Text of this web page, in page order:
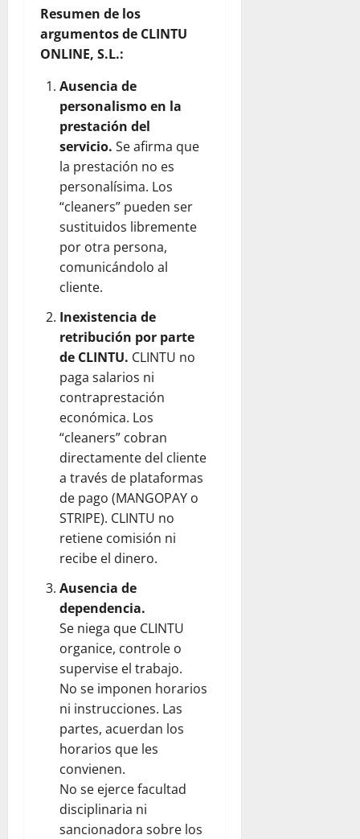
Resumen de los
argumentos de CLINTU
ONLINE, S.L.:
Ausencia de
personalismo en la
prestación del
servicio. Se afirma que
la prestación no es
personalísima. Los
“cleaners” pueden ser
sustituidos libremente
por otra persona,
comunicándolo al
cliente.
Inexistencia de
retribución por parte
de CLINTU. CLINTU no
paga salarios ni
contraprestación
económica. Los
“cleaners” cobran
directamente del cliente
a través de plataformas
de pago (MANGOPAY o
STRIPE). CLINTU no
retiene comisión ni
recibe el dinero.
Ausencia de
dependencia.
Se niega que CLINTU
organice, controle o
supervise el trabajo.
No se imponen horarios
ni instrucciones. Las
partes, acuerdan los
horarios que les
convienen.
No se ejerce facultad
disciplinaria ni
sancionadora sobre los